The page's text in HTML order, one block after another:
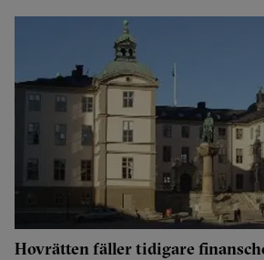
Hovrätten fäller tidigare